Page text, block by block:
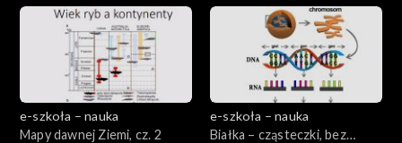
e-szkoła – nauka
Mapy dawnej Ziemi, cz. 2
e-szkoła – nauka
Białka – cząsteczki, bez